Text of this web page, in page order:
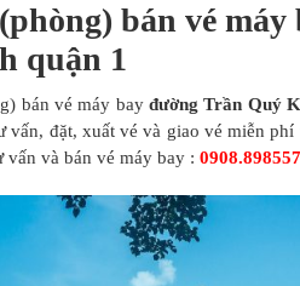
bán vé
quận 1
bán vé máy bayđường Trần Quý
vấn, đặt, xuất vé và giao vé miễn
vấn và bán vé máy bay : 0908.898557